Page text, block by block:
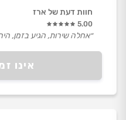
אינו
חוות דעת של ארז
5.00
״אחלה שירות, הגיע בזמן, היה